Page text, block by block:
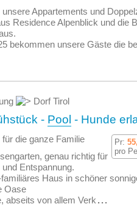
unsere Appartements und
Residence Alpenblick und die
bekommen unsere Gäste die
Dorf Tirol
- Pool - Hunde
Pr:
pro
für die ganze Familie
genau richtig für
und Entspannung.
Haus in schöner
Oase
abseits von allem Verk ...